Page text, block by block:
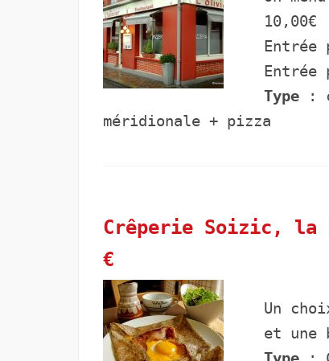
10,00€
Entrée
Entrée
Type :
méridionale + pizza
Crêperie Soizic, la
€
Un
et une